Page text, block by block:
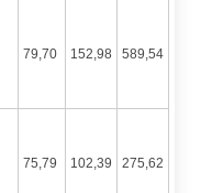
79,70 152,98 589,54
75,79 102,39 275,62